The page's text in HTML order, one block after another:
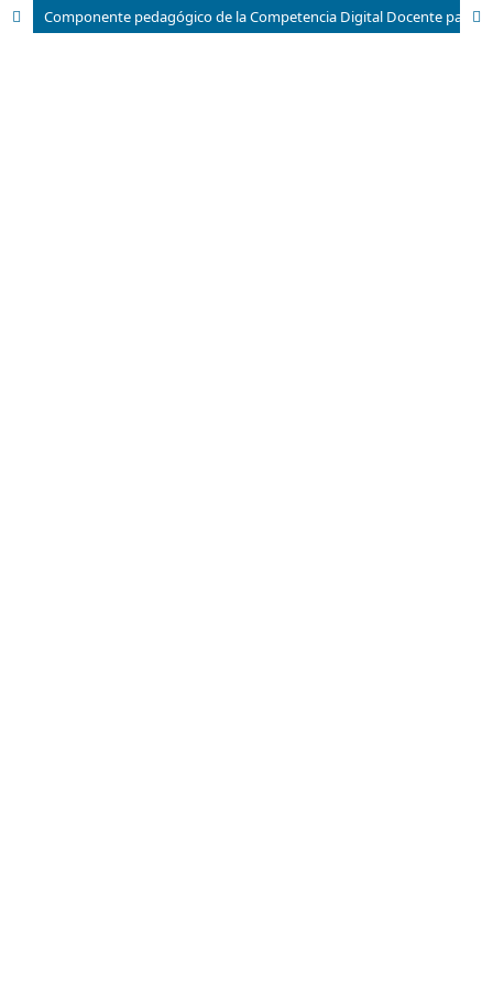
Componente pedagógico de la Competencia Digital Docente para profesores en Cuba: aproximación a su declaración